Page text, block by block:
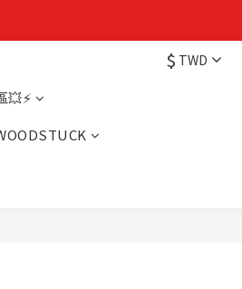
$ TWD
💥⚡